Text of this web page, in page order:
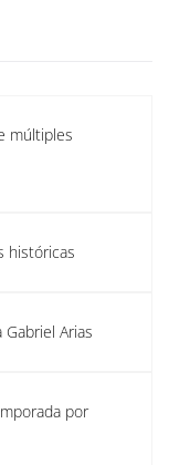
múltiples
históricas
Arias
por